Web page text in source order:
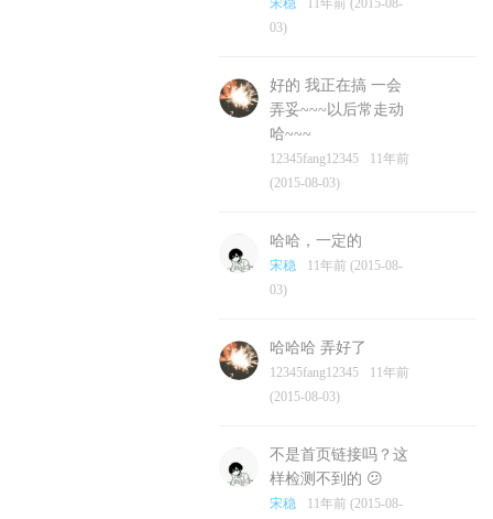
宋稳
11年前 (2015-08-
03)
好的 我正在搞 一会
弄妥~~~以后常走动
哈~~~
12345fang12345
11年前
(2015-08-03)
哈哈，一定的
宋稳
11年前 (2015-08-
03)
哈哈哈 弄好了
12345fang12345
11年前
(2015-08-03)
不是首页链接吗？这
样检测不到的 😕
宋稳
11年前 (2015-08-